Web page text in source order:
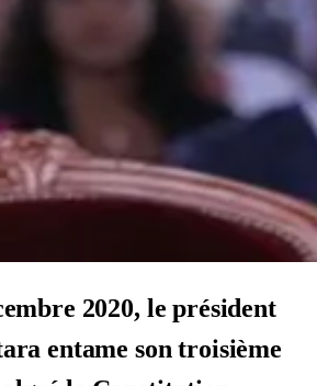
2020, le président
entame son troisième